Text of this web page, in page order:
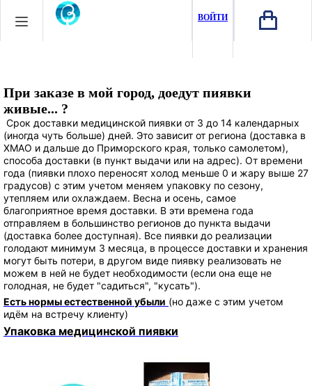
ВОЙТИ
При заказе в мой город, доедут пиявки
живые... ?
Срок доставки медицинской пиявки от 3 до 14 календарных
(иногда чуть больше) дней. Это зависит от региона (доставка в
ХМАО и дальше до Приморского края, только самолетом),
способа доставки (в пункт выдачи или на адрес). От времени
года (пиявки плохо переносят холод меньше 0 и жару выше 27
градусов) с этим учетом меняем упаковку по сезону,
утепляем или охлаждаем. Весна и осень, самое
благоприятное время доставки. В эти времена года
отправляем в большинство регионов до пункта выдачи
(доставка более доступная). Все пиявки до реализации
голодают минимум 3 месяца, в процессе доставки и хранения
могут быть потери, в другом виде пиявку реализовать не
можем в ней не будет необходимости (если она еще не
голодная, не будет "садиться", "кусать").
Есть нормы естественной убыли (но даже с этим учетом
идём на встречу клиенту)
Упаковка медицинской пиявки